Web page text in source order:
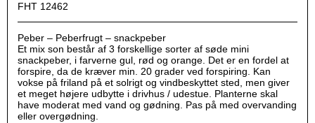
FHT 12462
Peber – Peberfrugt – snackpeber
Et mix son består af 3 forskellige sorter af søde mini
snackpeber, i farverne gul, rød og orange. Det er en fordel at
forspire, da de kræver min. 20 grader ved forspiring. Kan
vokse på friland på et solrigt og vindbeskyttet sted, men giver
et meget højere udbytte i drivhus / udestue. Planterne skal
have moderat med vand og gødning. Pas på med overvanding
eller overgødning.